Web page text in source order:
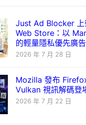
Just Ad Blocker
Web Store：以
的輕量隱私優先廣
2026 年 7 月 28 日
Mozilla 發布
Vulkan 視訊解碼登
2026 年 7 月 22 日